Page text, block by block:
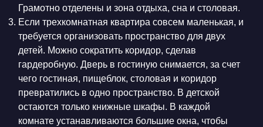
Грамотно отделены и зона отдыха, сна и столовая.
Если трехкомнатная квартира совсем маленькая, и
требуется организовать пространство для двух
детей. Можно сократить коридор, сделав
гардеробную. Дверь в гостиную снимается, за счет
чего гостиная, пищеблок, столовая и коридор
превратились в одно пространство. В детской
остаются только книжные шкафы. В каждой
комнате устанавливаются большие окна, чтобы